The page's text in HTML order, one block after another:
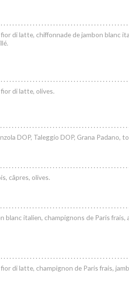
di latte, chiffonnade de jambon blanc
di latte, olives.
DOP, Taleggio DOP, Grana Padano,
câpres, olives.
blanc italien, champignons de Paris
di latte, champignon de Paris frais,